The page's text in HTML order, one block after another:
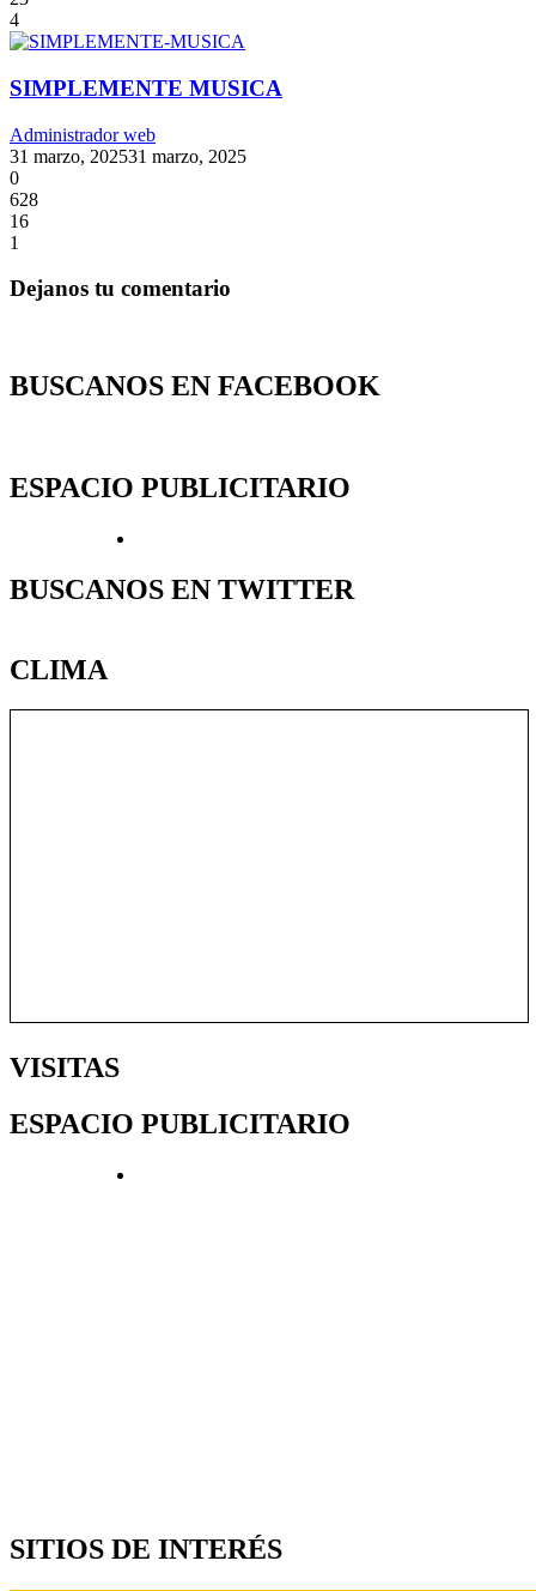
4
SIMPLEMENTE MUSICA
Administrador web
31 marzo, 202531 marzo, 2025
0
628
16
1
Dejanos tu comentario
BUSCANOS EN FACEBOOK
ESPACIO PUBLICITARIO
BUSCANOS EN TWITTER
CLIMA
VISITAS
ESPACIO PUBLICITARIO
SITIOS DE INTERÉS